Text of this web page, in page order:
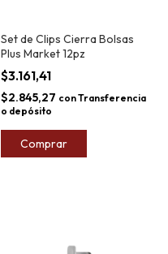
Set de Clips Cierra Bolsas
Plus Market 12pz
$3.161,41
$2.845,27 conTransferencia
o depósito